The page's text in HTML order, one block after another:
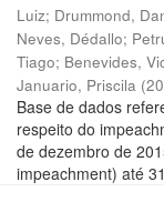
Luiz; Drummond,
Neves, Dédallo;
Tiago; Benevides,
Januario, Priscila (
Base de dados
respeito do
de dezembro de
impeachment) até